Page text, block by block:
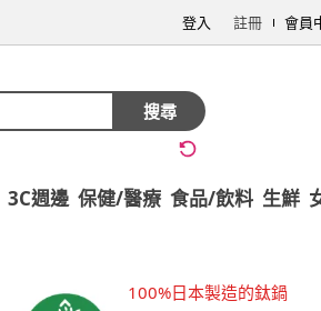
登入 註冊 會員
搜尋
3C週邊 保健/醫療 食品/飲料 生鮮
100%日本製造的鈦鍋